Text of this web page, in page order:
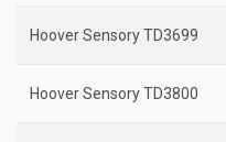
Hoover Sensory TD3699
Hoover Sensory TD3800